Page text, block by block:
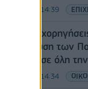
07/08/2026 - 14:39
ΥΠΠΟ:
την ενίσχυση των
Φεστιβάλ σε όλη
07/08/2026 - 14:34